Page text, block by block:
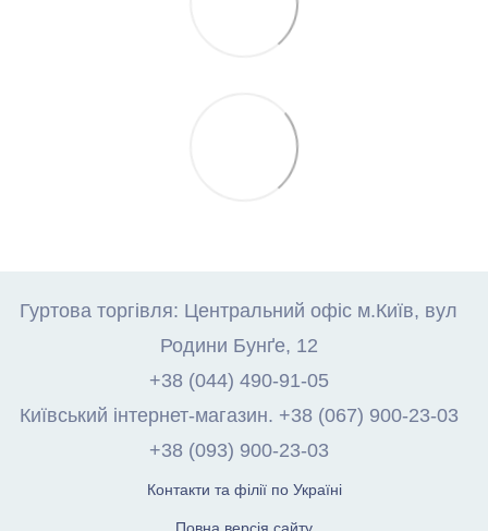
Гуртова торгівля: Центральний офіс м.Київ, вул
Родини Бунґе, 12
+38 (044) 490-91-05
Київський інтернет-магазин. +38 (067) 900-23-03
+38 (093) 900-23-03
Контакти та філії по Україні